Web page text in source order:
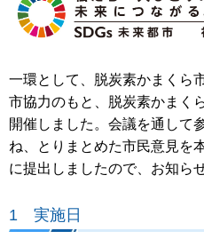
一環として、脱炭素かまくら
市協力のもと、脱炭素かまく
開催しました。会議を通して
ね、とりまとめた市民意見を
に提出しましたので、お知ら
1 実施日